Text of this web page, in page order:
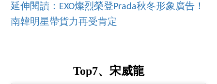
延伸閱讀：EXO燦烈榮登Prada秋冬形象廣告！
南韓明星帶貨力再受肯定
Top7、宋威龍